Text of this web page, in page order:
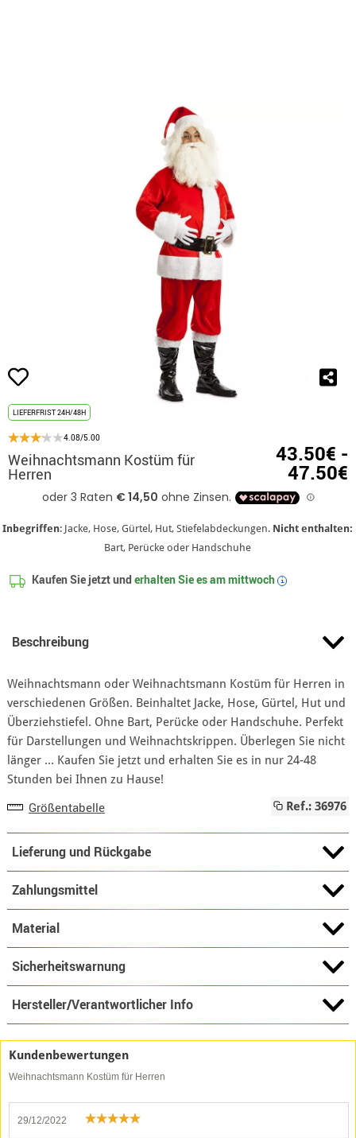
LIEFERFRIST 24H/48H
4.08/5.00
Weihnachtsmann Kostüm für
Herren
43.50€ -
47.50€
Inbegriffen: Jacke, Hose, Gürtel, Hut, Stiefelabdeckungen. Nicht enthalten:
Bart, Perücke oder Handschuhe
Kaufen Sie jetzt underhalten Sie es ammittwoch i
Beschreibung
Weihnachtsmann oder Weihnachtsmann Kostüm für Herren in
verschiedenen Größen. Beinhaltet Jacke, Hose, Gürtel, Hut und
Überziehstiefel. Ohne Bart, Perücke oder Handschuhe. Perfekt
für Darstellungen und Weihnachtskrippen. Überlegen Sie nicht
länger ... Kaufen Sie jetzt und erhalten Sie es in nur 24-48
Stunden bei Ihnen zu Hause!
Größentabelle Ref.: 36976
Lieferung und Rückgabe
Zahlungsmittel
Material
Sicherheitswarnung
Hersteller/Verantwortlicher Info
Kundenbewertungen
Weihnachtsmann Kostüm für Herren
29/12/2022